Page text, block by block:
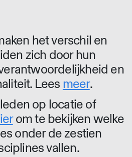
het verschil en
zich door hun
en
Lees meer.
op locatie of
om te bekijken welke
onder de zestien
vallen.